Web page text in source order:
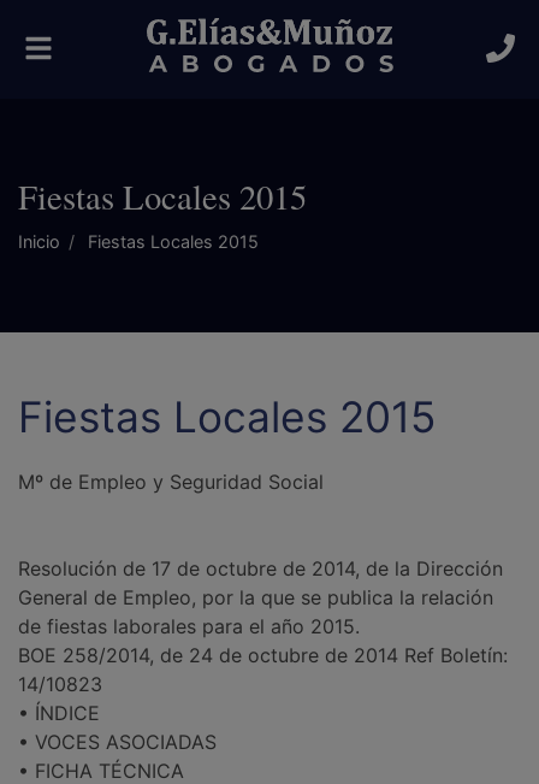
Alternar
navegación
Fiestas Locales 2015
Inicio Fiestas Locales 2015
Fiestas Locales 2015
Mº de Empleo y Seguridad Social
Resolución de 17 de octubre de 2014, de la Dirección
General de Empleo, por la que se publica la relación
de fiestas laborales para el año 2015.
BOE 258/2014, de 24 de octubre de 2014 Ref Boletín:
14/10823
• ÍNDICE
• VOCES ASOCIADAS
• FICHA TÉCNICA